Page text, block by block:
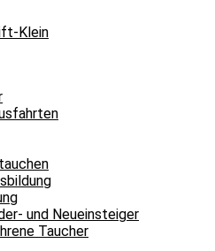
und Neueinsteiger
Taucher